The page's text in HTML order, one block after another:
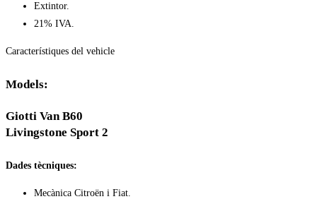
Extintor.
21% IVA.
Característiques del vehicle
Models:
Giotti Van B60
Livingstone Sport 2
Dades tècniques:
Mecànica Citroën i Fiat.